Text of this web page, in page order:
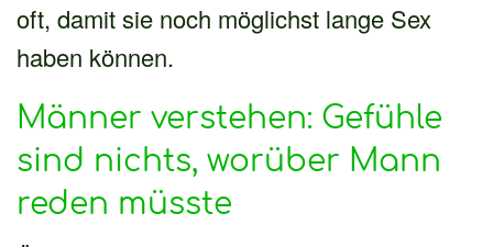
oft, damit sie noch möglichst lange Sex
haben können.
Männer verstehen: Gefühle
sind nichts, worüber Mann
reden müsste